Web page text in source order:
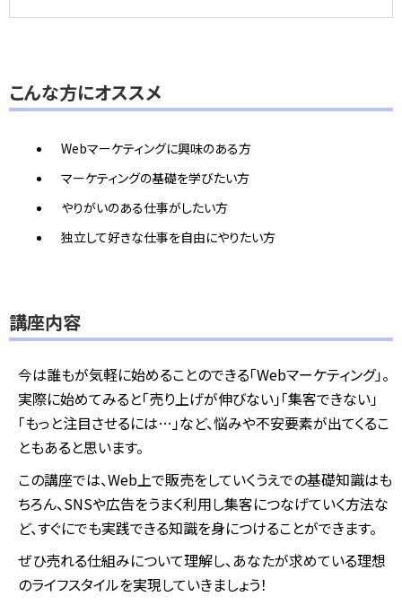
こんな方にオススメ
Webマーケティングに興味のある方
マーケティングの基礎を学びたい方
やりがいのある仕事がしたい方
独立して好きな仕事を自由にやりたい方
講座内容
今は誰もが気軽に始めることのできる「Webマーケティング」。
実際に始めてみると「売り上げが伸びない」「集客できない」
「もっと注目させるには…」など、悩みや不安要素が出てくるこ
ともあると思います。
この講座では、Web上で販売をしていくうえでの基礎知識はも
ちろん、SNSや広告をうまく利用し集客につなげていく方法な
ど、すぐにでも実践できる知識を身につけることができます。
ぜひ売れる仕組みについて理解し、あなたが求めている理想
のライフスタイルを実現していきましょう！